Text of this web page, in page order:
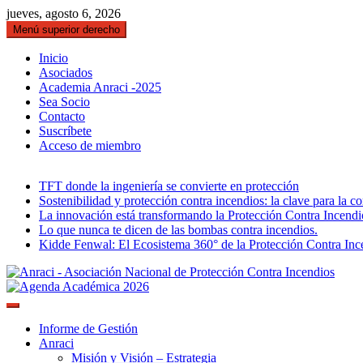
Saltar
al
contenido
jueves, agosto 6, 2026
Menú superior derecho
Inicio
Asociados
Academia Anraci -2025
Sea Socio
Contacto
Suscríbete
Acceso de miembro
TFT donde la ingeniería se convierte en protección
Sostenibilidad y protección contra incendios: la clave para la
La innovación está transformando la Protección Contra
Lo que nunca te dicen de las bombas contra incendios.
Kidde Fenwal: El Ecosistema 360° de la Protección Contra
ANRACI – Asociación Nacional
Gremio de Protección Contra Incendios –
Nuestra Sociedad
Informe de Gestión
Anraci
Misión y Visión – Estrategia